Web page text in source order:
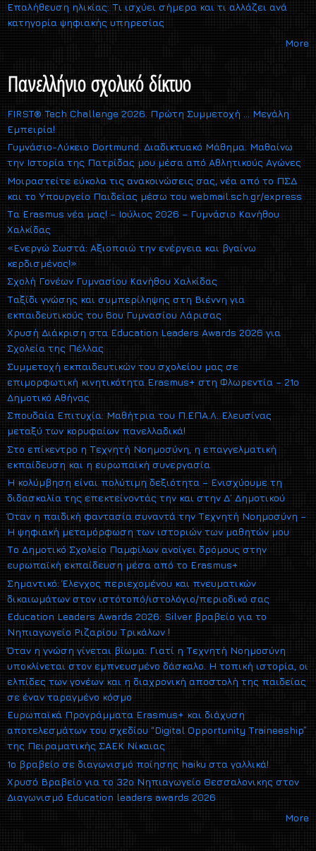
Επαλήθευση ηλικίας: Τι ισχύει σήμερα και τι αλλάζει ανά
κατηγορία ψηφιακής υπηρεσίας
More
Πανελλήνιο σχολικό δίκτυο
FIRST® Tech Challenge 2026. Πρώτη Συμμετοχή … Μεγάλη
Εμπειρία!
Γυμνάσιο-Λύκειο Dortmund. Διαδικτυακό Μάθημα. Μαθαίνω
την Ιστορία της Πατρίδας μου μέσα από Αθλητικούς Αγώνες
Μοιραστείτε εύκολα τις ανακοινώσεις σας, νέα από το ΠΣΔ
και το Υπουργείο Παιδείας μέσω του webmail.sch.gr/express
Τα Erasmus νέα μας! – Ιούλιος 2026 – Γυμνάσιο Κανήθου
Χαλκίδας
«Ενεργώ Σωστά: Αξιοποιώ την ενέργεια και βγαίνω
κερδισμένος!»
Σχολή Γονέων Γυμνασίου Κανήθου Χαλκίδας
Ταξίδι γνώσης και συμπερίληψης στη Βιέννη για
εκπαιδευτικούς του 6ου Γυμνασίου Λάρισας
Χρυσή Διάκριση στα Education Leaders Awards 2026 για
Σχολεία της Πέλλας
Συμμετοχή εκπαιδευτικών του σχολείου μας σε
επιμορφωτική κινητικότητα Erasmus+ στη Φλωρεντία – 21ο
Δημοτικό Αθήνας
Σπουδαία Επιτυχία: Μαθήτρια του Π.ΕΠΑ.Λ. Ελευσίνας
μεταξύ των κορυφαίων πανελλαδικά!
Στο επίκεντρο η Τεχνητή Νοημοσύνη, η επαγγελματική
εκπαίδευση και η ευρωπαϊκή συνεργασία
Η κολύμβηση είναι πολύτιμη δεξιότητα – Ενισχύουμε τη
διδασκαλία της επεκτείνοντάς την και στην Δ΄ Δημοτικού
Όταν η παιδική φαντασία συναντά την Τεχνητή Νοημοσύνη –
Η ψηφιακή μεταμόρφωση των ιστοριών των μαθητών μου
Το Δημοτικό Σχολείο Παμφίλων ανοίγει δρόμους στην
ευρωπαϊκή εκπαίδευση μέσα από το Erasmus+
Σημαντικό: Έλεγχος περιεχομένου και πνευματικών
δικαιωμάτων στον ιστότοπό/ιστολόγιο/περιοδικό σας
Education Leaders Awards 2026: Silver βραβείο για το
Νηπιαγωγείο Ριζαρίου Τρικάλων !
Όταν η γνώση γίνεται βίωμα: Γιατί η Τεχνητή Νοημοσύνη
υποκλίνεται στον εμπνευσμένο δάσκαλο. Η τοπική ιστορία, οι
ελπίδες των γονέων και η διαχρονική αποστολή της παιδείας
σε έναν ταραγμένο κόσμο
Ευρωπαϊκά Προγράμματα Erasmus+ και διάχυση
αποτελεσμάτων του σχεδίου “Digital Opportunity Traineeship”
της Πειραματικής ΣΑΕΚ Νίκαιας
1ο βραβείο σε διαγωνισμό ποίησης haiku στα γαλλικά!
Xρυσό Βραβείο για το 32ο Νηπιαγωγείο Θεσσαλονικης στον
Διαγωνισμό Εducation leaders awards 2026
More